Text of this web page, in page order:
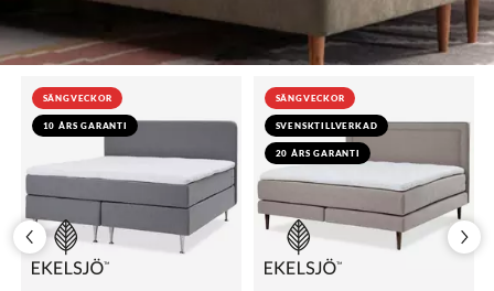
SÄNGVECKOR
10 ÅRS GARANTI
SÄNGVECKOR
SVENSKTILLVERKAD
20 ÅRS GARANTI